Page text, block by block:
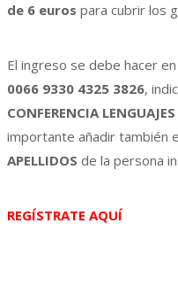
de 6 euros para cubrir los
El ingreso se debe hacer
0066 9330 4325 3826,
CONFERENCIA
importante añadir también
APELLIDOS de la persona
REGÍSTRATE AQUÍ